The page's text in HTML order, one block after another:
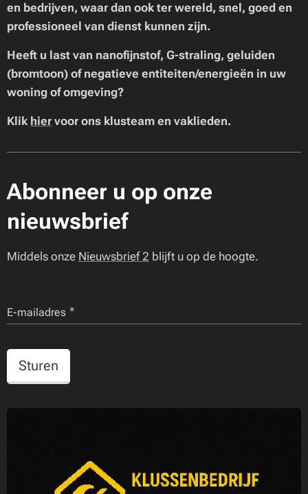
en bedrijven, waar dan ook ter wereld, snel, goed en
professioneel van dienst kunnen zijn.
Heeft u last van nanofijnstof, G-straling, geluiden
(bromtoon) of negatieve entiteiten/energieën in uw
woning of omgeving?
Klik hier voor ons klusteam en vaklieden.
Abonneer u op onze
nieuwsbrief
Middels onze Nieuwsbrief 2 blijft u op de hoogte.
E-mailadres
Sturen